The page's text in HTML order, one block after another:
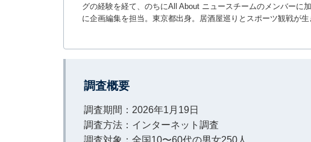
グの経験を経て、のちにAll About ニュースチームのメンバーに
に企画編集を担当。東京都出身。居酒屋巡りとスポーツ観戦が生
調査概要
調査期間：2026年1月19日
調査方法：インターネット調査
調査対象：全国10〜60代の男女250人